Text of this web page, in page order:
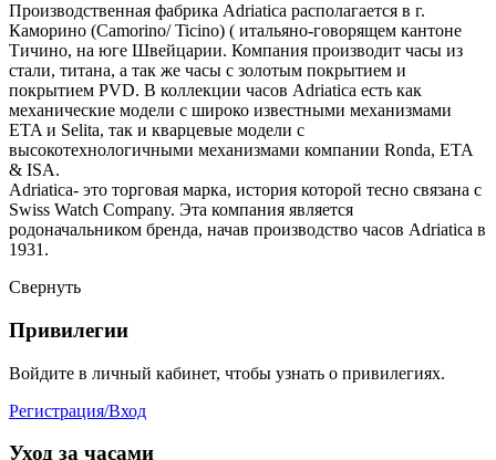
Производственная фабрика Adriatica располагается в г.
Каморино (Camorino/ Ticino) ( итальяно-говорящем кантоне
Тичино, на юге Швейцарии. Компания производит часы из
стали, титана, а так же часы с золотым покрытием и
покрытием PVD. В коллекции часов Adriatica есть как
механические модели с широко известными механизмами
ETA и Selita, так и кварцевые модели с
высокотехнологичными механизмами компании Ronda, ETA
& ISA.
Adriatica- это торговая марка, история которой тесно связана с
Swiss Watch Company. Эта компания является
родоначальником бренда, начав производство часов Adriatica в
1931.
Свернуть
Привилегии
Войдите в личный кабинет, чтобы узнать о привилегиях.
Регистрация/Вход
Уход за часами